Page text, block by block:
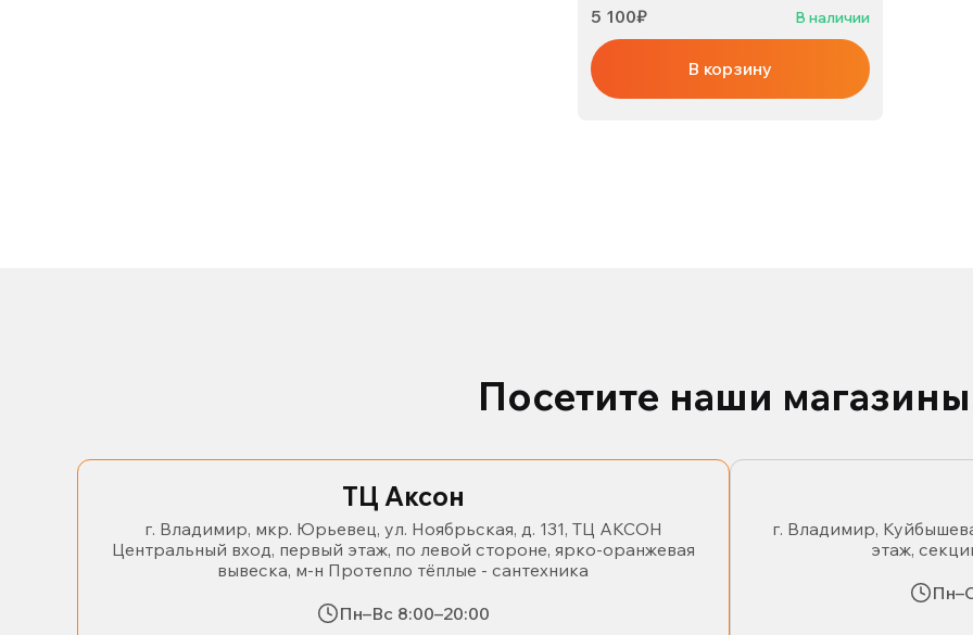
5 100₽
В наличии
В корзину
Посетите наши
ТЦ Аксон
г. Владимир, мкр. Юрьевец, ул. Ноябрьская, д. 131, ТЦ АКСОН
Центральный вход, первый этаж, по левой стороне, ярко-оранжевая
вывеска, м-н Протепло тёплые - сантехника
Пн–Вс 8:00–20:00
г. Владимир,
этаж,